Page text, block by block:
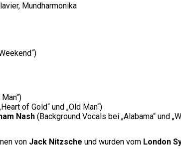
Mundharmonika
of Gold“ und „Old Man“)
Nash (Background Vocals bei „Alabama“ und
von Jack Nitzsche und wurden vom London